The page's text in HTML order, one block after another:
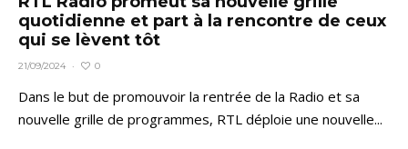
quotidienne et part à la rencontre de ceux
qui se lèvent tôt
21/09/2024 · 0
Dans le but de promouvoir la rentrée de la Radio et sa
nouvelle grille de programmes, RTL déploie une nouvelle...